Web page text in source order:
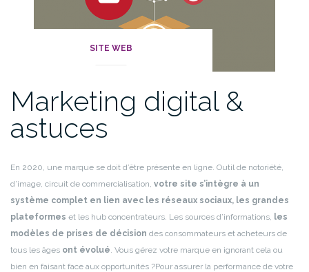
SITE WEB
Marketing digital &
astuces
En 2020, une marque se doit d’être présente en ligne. Outil de notoriété,
d’image, circuit de commercialisation, votre site s’intègre à un
système complet en lien avec les réseaux sociaux, les grandes
plateformes et les hub concentrateurs. Les sources d’informations, les
modèles de prises de décision des consommateurs et acheteurs de
tous les âges ont évolué . Vous gérez votre marque en ignorant cela ou
bien en faisant face aux opportunités ?Pour assurer la performance de votre